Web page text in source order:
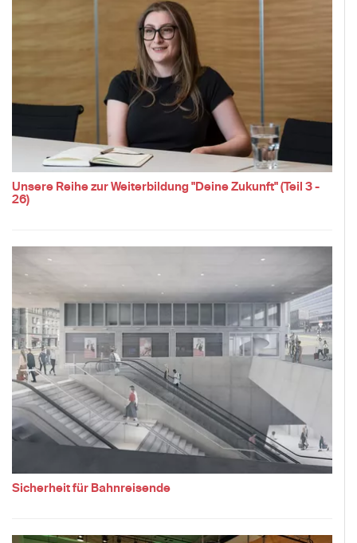
Unsere Reihe zur Weiterbildung "Deine Zukunft" (Teil 3 -
26)
Sicherheit für Bahnreisende